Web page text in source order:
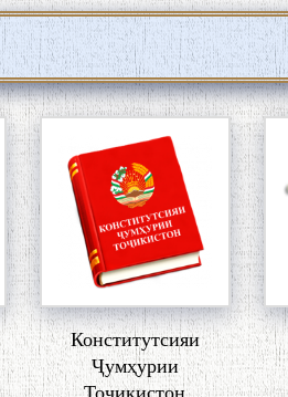
Конститутсияи
Ҷумҳурии